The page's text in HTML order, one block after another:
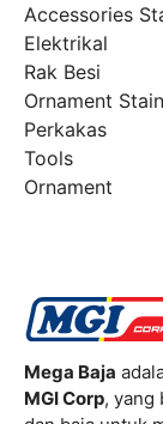
Accessories
Elektrikal
Rak Besi
Ornament
Perkakas
Tools
Ornament
Mega Baja
MGI Corp, yang